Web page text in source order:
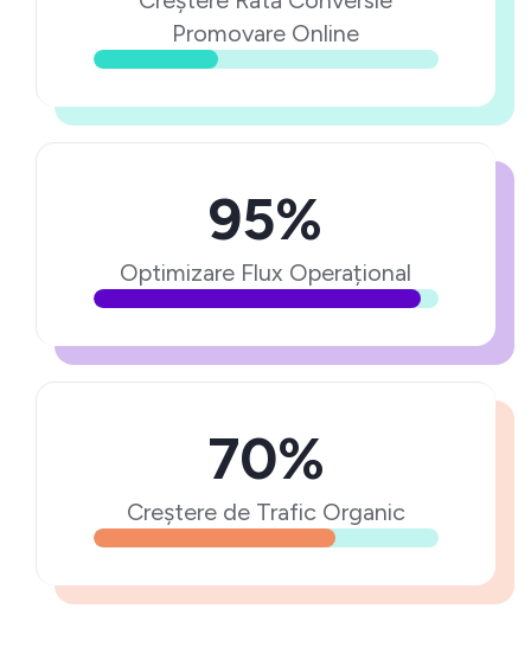
Promovare Online
95%
Optimizare Flux Operațional
70%
Creștere de Trafic Organic